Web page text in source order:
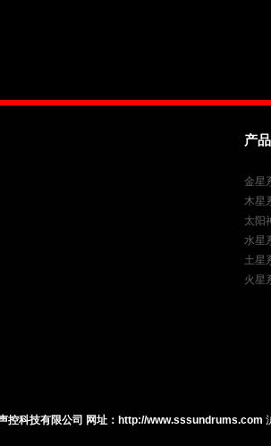
产
金星
木星
太阳
水星
土星
火星
控科技有限公司 网址：http://www.sssundrums.com